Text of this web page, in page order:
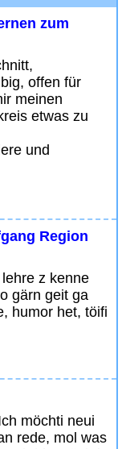
zum
offen für
meinen
etwas zu
und
Region
z kenne
gärn geit ga
humor het, töifi
möchti neui
rede, mol was